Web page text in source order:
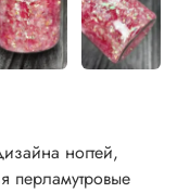
ногтей,
перламутровые